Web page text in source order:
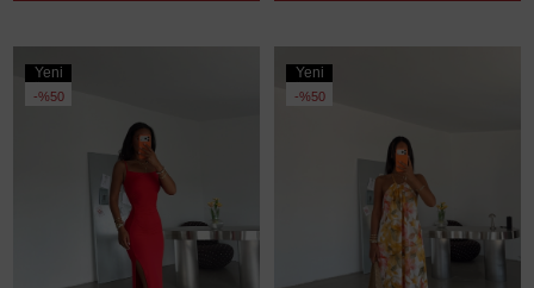
Yeni
Ürün
%50
Yeni
Ürün
%50